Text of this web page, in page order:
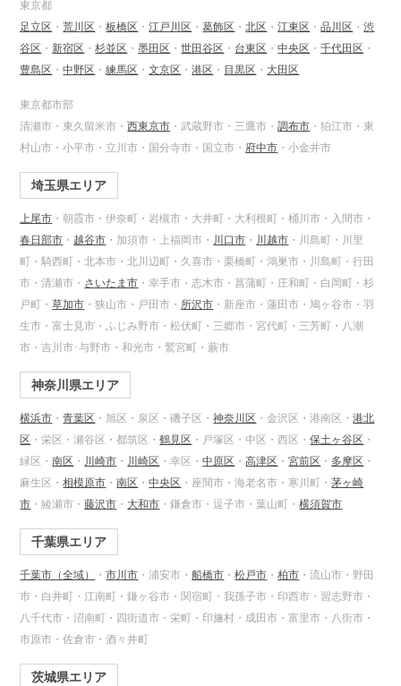
東京都
足立区 ・荒川区 ・板橋区 ・江戸川区 ・葛飾区 ・北区 ・江東区 ・品川区 ・渋
谷区 ・ 新宿区 ・杉並区 ・墨田区 ・世田谷区 ・ 台東区 ・中央区 ・千代田区 ・
豊島区 ・中野区 ・練馬区 ・文京区 ・港区 ・ 目黒区 ・ 大田区
東京都市部
清瀬市・東久留米市・西東京市 ・武蔵野市・三鷹市・調布市 ・狛江市・東
村山市・小平市・立川市・国分寺市・国立市・ 府中市 ・小金井市
埼玉県エリア
上尾市 ・朝霞市・伊奈町・岩槻市・大井町・大利根町・桶川市・入間市・
春日部市 ・ 越谷市 ・加須市・上福岡市・ 川口市 ・ 川越市 ・川島町・川里
町・騎西町・北本市・北川辺町・久喜市・栗橋町・鴻巣市・川島町・行田
市・清瀬市・ さいたま市 ・幸手市・志木市・菖蒲町・庄和町・白岡町・杉
戸町・草加市 ・狭山市・戸田市・ 所沢市 ・新座市・蓮田市・鳩ヶ谷市・羽
生市・富士見市・ふじみ野市・松伏町・三郷市・宮代町・三芳町・八潮
市・吉川市･与野市・和光市・鷲宮町・蕨市
神奈川県エリア
横浜市 ・青葉区 ・旭区・泉区・磯子区・神奈川区 ・金沢区・港南区・港北
区 ・栄区・瀬谷区・都筑区・鶴見区 ・戸塚区・中区・西区・保土ヶ谷区 ・
緑区・南区 ・ 川崎市 ・ 川崎区 ・幸区・中原区 ・高津区 ・宮前区 ・ 多摩区 ・
麻生区・相模原市 ・南区 ・中央区 ・座間市・海老名市・寒川町・茅ヶ崎
市 ・綾瀬市・藤沢市 ・ 大和市 ・鎌倉市・逗子市・葉山町・横須賀市
千葉県エリア
千葉市（全域） ・市川市 ・浦安市・船橋市 ・松戸市 ・柏市 ・流山市・野田
市・白井町・江南町・鎌ヶ谷市・関宿町・我孫子市・印西市・習志野市・
八千代市・沼南町・四街道市・栄町・印旛村・成田市・富里市・八街市・
市原市・佐倉市・酒々井町
茨城県エリア